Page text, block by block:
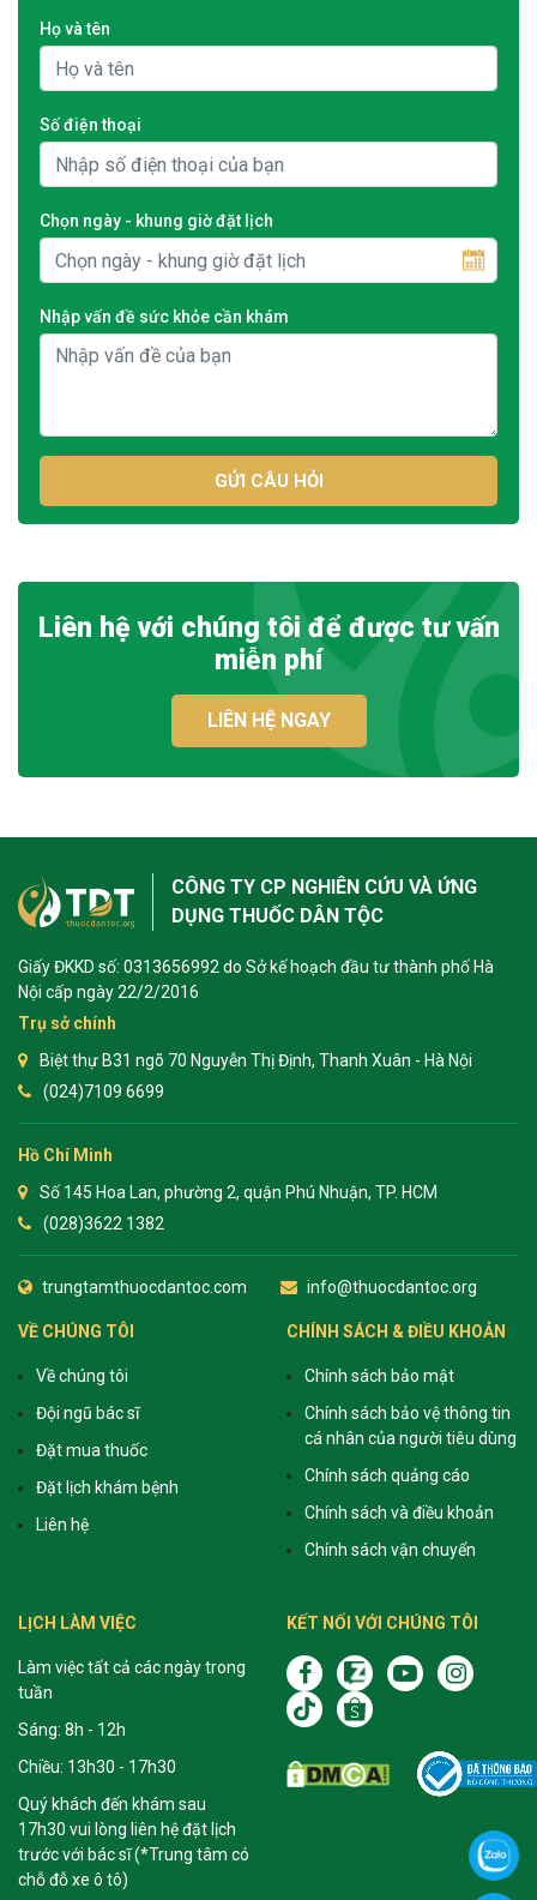
Họ và tên
Số điện thoại
Chọn ngày - khung giờ đặt lịch
Nhập vấn đề sức khỏe cần khám
GỬI CÂU HỎI
Liên hệ với chúng tôi để được tư vấn
miễn phí
LIÊN HỆ NGAY
CÔNG TY CP NGHIÊN CỨU VÀ ỨNG
DỤNG THUỐC DÂN TỘC
Giấy ĐKKD số: 0313656992 do Sở kế hoạch đầu tư thành phố Hà
Nội cấp ngày 22/2/2016
Trụ sở chính
Biệt thự B31 ngõ 70 Nguyễn Thị Định, Thanh Xuân - Hà Nội
(024)7109 6699
Hồ Chí Minh
Số 145 Hoa Lan, phường 2, quận Phú Nhuận, TP. HCM
(028)3622 1382
trungtamthuocdantoc.com info@thuocdantoc.org
VỀ CHÚNG TÔI
Về chúng tôi
Đội ngũ bác sĩ
Đặt mua thuốc
Đặt lịch khám bệnh
Liên hệ
CHÍNH SÁCH & ĐIỀU KHOẢN
Chính sách bảo mật
Chính sách bảo vệ thông tin
cá nhân của người tiêu dùng
Chính sách quảng cáo
Chính sách và điều khoản
Chính sách vận chuyển
LỊCH LÀM VIỆC
Làm việc tất cả các ngày trong
tuần
Sáng: 8h - 12h
Chiều: 13h30 - 17h30
Quý khách đến khám sau
17h30 vui lòng liên hệ đặt lịch
trước với bác sĩ (*Trung tâm có
chỗ đỗ xe ô tô)
KẾT NỐI VỚI CHÚNG TÔI